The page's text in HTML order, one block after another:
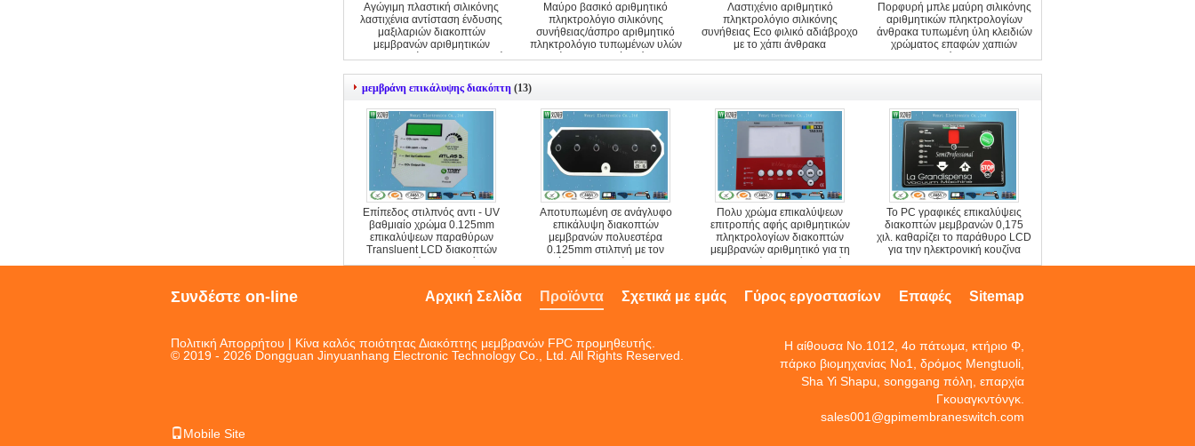
Αγώγιμη πλαστική σιλικόνης
λαστιχένια αντίσταση ένδυσης
μαξιλαριών διακοπτών
μεμβρανών αριθμητικών
πληκτρολογίων επαγγελματική
Μαύρο βασικό αριθμητικό
πληκτρολόγιο σιλικόνης
συνήθειας/άσπρο αριθμητικό
πληκτρολόγιο τυπωμένων υλών
οθόνης μεταξιού αγώγιμο
Λαστιχένιο αριθμητικό
πληκτρολόγιο σιλικόνης
συνήθειας Eco φιλικό αδιάβροχο
με το χάπι άνθρακα
Πορφυρή μπλε μαύρη σιλικόνης
αριθμητικών πληκτρολογίων
άνθρακα τυπωμένη ύλη κλειδιών
χρώματος επαφών χαπιών
αγώγιμη
μεμβράνη επικάλυψης διακόπτη (13)
Επίπεδος στιλπνός αντι - UV
βαθμιαίο χρώμα 0.125mm
επικαλύψεων παραθύρων
Transluent LCD διακοπτών
μεμβρανών πολυεστέρα
Αποτυπωμένη σε ανάγλυφο
επικάλυψη διακοπτών
μεμβρανών πολυεστέρα
0.125mm στιλπνή με τον
αύξοντα αριθμό και την
Πολυ χρώμα επικαλύψεων
επιτροπής αφής αριθμητικών
πληκτρολογίων διακοπτών
μεμβρανών αριθμητικό για τη
UV μηχανή τυπωμένων υλών
Το PC γραφικές επικαλύψεις
διακοπτών μεμβρανών 0,175
χιλ. καθαρίζει το παράθυρο LCD
για την ηλεκτρονική κουζίνα
Συνδέστε on-line Sitemap
Επαφές
Γύρος εργοστασίων
Σχετικά με εμάς
Προϊόντα
Αρχική Σελίδα
Πολιτική Απορρήτου | Κίνα καλός ποιότητας Διακόπτης μεμβρανών FPC προμηθευτής.
© 2019 - 2026 Dongguan Jinyuanhang Electronic Technology Co., Ltd. All Rights Reserved.
Η αίθουσα No.1012, 4ο πάτωμα, κτήριο Φ,
πάρκο βιομηχανίας No1, δρόμος Mengtuoli,
Sha Yi Shapu, songgang πόλη, επαρχία
Γκουαγκντόνγκ.
sales001@gpimembraneswitch.com
Mobile Site